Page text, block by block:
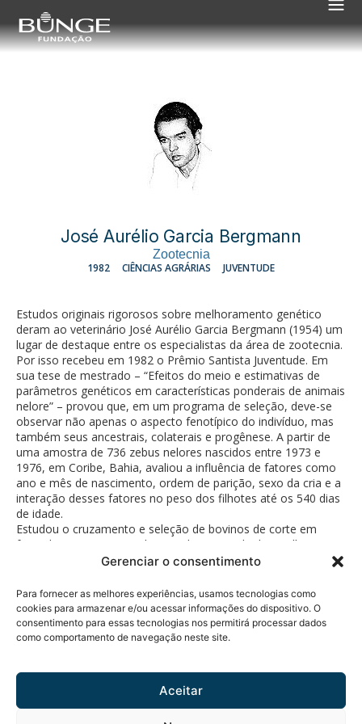
Gerenciar o consentimento
Para fornecer as melhores experiências, usamos tecnologias como
cookies para armazenar e/ou acessar informações do dispositivo. O
consentimento para essas tecnologias nos permitirá processar dados
como comportamento de navegação neste site.
Aceitar
José Aurélio Garcia Bergmann
Zootecnia
1982
CIÊNCIAS AGRÁRIAS JUVENTUDE
Estudos originais rigorosos sobre melhoramento genético
deram ao veterinário José Aurélio Garcia Bergmann (1954) um
lugar de destaque entre os especialistas da área de zootecnia.
Por isso recebeu em 1982 o Prêmio Santista Juventude. Em
sua tese de mestrado – “Efeitos do meio e estimativas de
parâmetros genéticos em características ponderais de animais
nelore” – provou que, em um programa de seleção, deve-se
observar não apenas o aspecto fenotípico do indivíduo, mas
também seus ancestrais, colaterais e progênese. A partir de
uma amostra de 736 zebus nelores nascidos entre 1973 e
1976, em Coribe, Bahia, avaliou a influência de fatores como
ano e mês de nascimento, ordem de parição, sexo da cria e a
interação desses fatores no peso dos filhotes até os 540 dias
de idade.
Estudou o cruzamento e seleção de bovinos de corte em
fazendas e presta consultoria sobre engorda de novilhos em
andar
Pinheiros - CEP 05423-010 -
Política de Privacidade